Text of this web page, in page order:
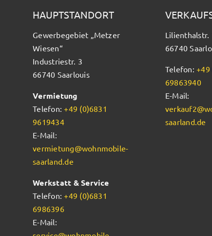
HAUPTSTANDORT
Gewerbegebiet „Metzer
Wiesen“
Industriestr. 3
66740 Saarlouis
Vermietung
Telefon:+49 (0)6831
9619434
E-Mail:
vermietung@wohnmobile-
saarland.de
Werkstatt & Service
Telefon:+49 (0)6831
6986396
E-Mail:
Lilienthalstr.
66740
Telefon:+49
69863940
E-Mail:
saarland.de